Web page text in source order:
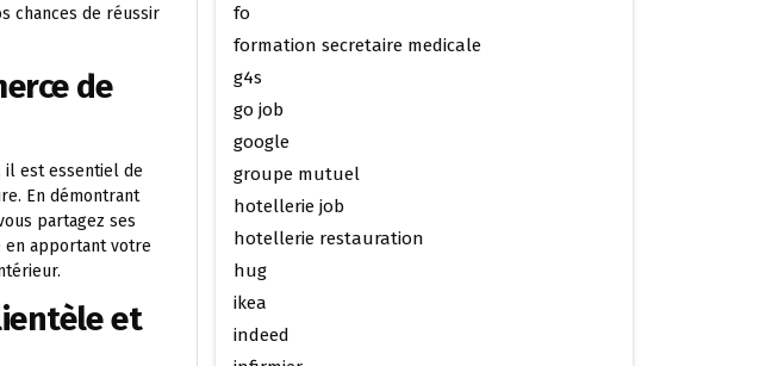
chances de réussir
de
il est essentiel de
En démontrant
partagez ses
en apportant votre
et
fo
formation secretaire medicale
g4s
go job
google
groupe mutuel
hotellerie job
hotellerie restauration
hug
ikea
indeed